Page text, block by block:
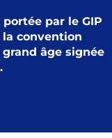
par le GIP
convention
âge signée